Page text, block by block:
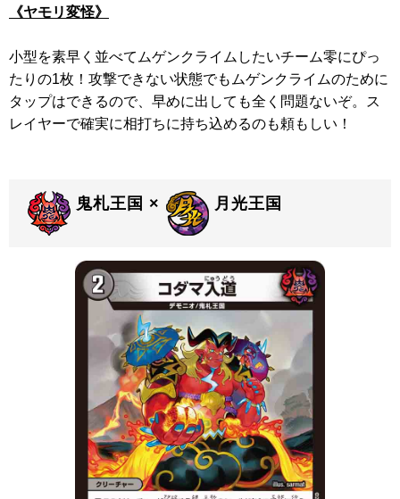
《ヤモリ変怪》
小型を素早く並べてムゲンクライムしたいチーム零にぴっ
たりの1枚！攻撃できない状態でもムゲンクライムのために
タップはできるので、早めに出しても全く問題ないぞ。ス
レイヤーで確実に相打ちに持ち込めるのも頼もしい！
鬼札王国 × 月光王国